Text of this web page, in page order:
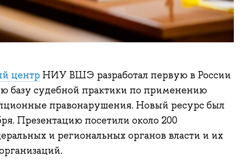
центрНИУ ВШЭ разработал первую в России
базу судебной практики по применению
правонарушения. Новый ресурс был
Презентацию посетили около 200
и региональных органов власти и их